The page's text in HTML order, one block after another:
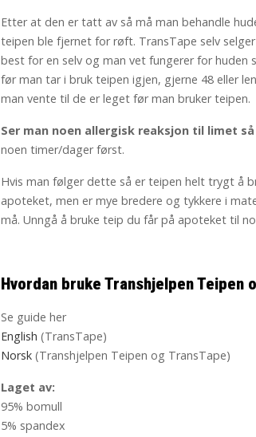
Etter at den er tatt av så må man behandle
teipen ble fjernet for røft. TransTape selv
best for en selv og man vet fungerer for huden
før man tar i bruk teipen igjen, gjerne 48 eller
man vente til de er leget før man bruker teipen.
Ser man noen allergisk reaksjon til limet
noen timer/dager først.
Hvis man følger dette så er teipen helt trygt å
apoteket, men er mye bredere og tykkere i
må. Unngå å bruke teip du får på apoteket til
Hvordan bruke Transhjelpen Teipen
Se guide her
English (TransTape)
Norsk (Transhjelpen Teipen og TransTape)
Laget av:
95% bomull
5% spandex